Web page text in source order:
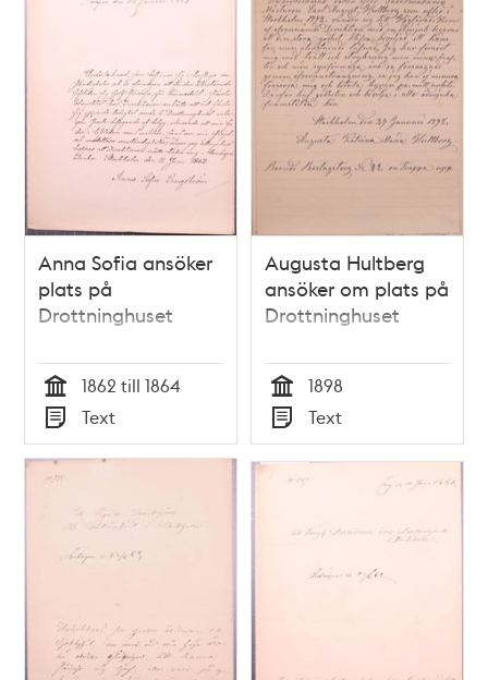
Anna Sofia ansöker
plats på
Drottninghuset
Tid
1862 till 1864
Typ
Text
Augusta Hultberg
ansöker om plats på
Drottninghuset
Tid
1898
Typ
Text